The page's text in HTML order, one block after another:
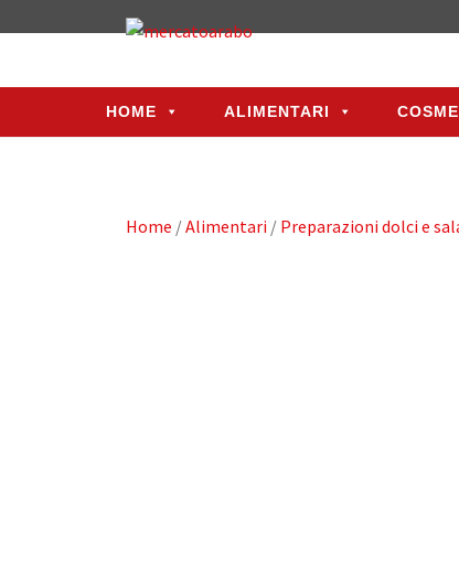
HOME ALIMENTARI
Home /Alimentari / Preparazioni dolci e